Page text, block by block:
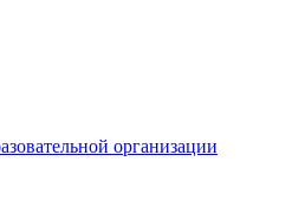
организации